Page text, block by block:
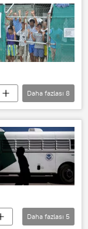
Daha fazlası 8
Daha fazlası 5